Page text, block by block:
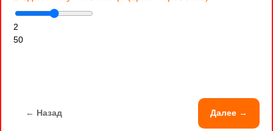
2
50
← Назад Далее →